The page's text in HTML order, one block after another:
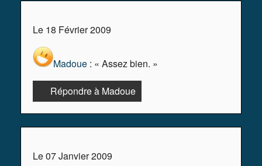
Le 18 Février 2009
Madoue : « Assez bien. »
Répondre à Madoue
Le 07 Janvier 2009